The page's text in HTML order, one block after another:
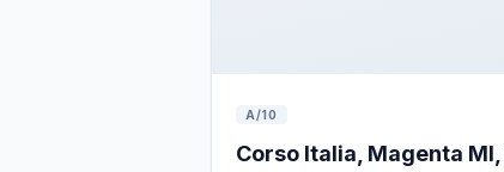
A/10
Corso Italia, Magenta